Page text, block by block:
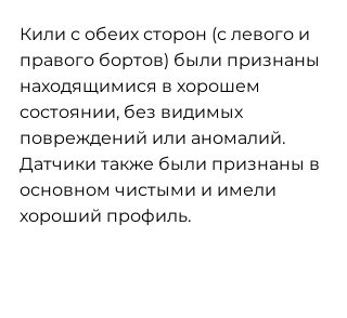
Кили с обеих сторон (с левого и
правого бортов) были признаны
находящимися в хорошем
состоянии, без видимых
повреждений или аномалий.
Датчики также были признаны в
основном чистыми и имели
хороший профиль.